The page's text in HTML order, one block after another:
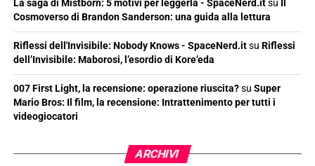
La saga di Mistborn: 5 motivi per leggerla - SpaceNerd.itsu Il
Cosmoverso di Brandon Sanderson: una guida alla lettura
Riflessi dell'Invisibile: Nobody Knows - SpaceNerd.itsu Riflessi
dell’Invisibile: Maborosi, l’esordio di Kore’eda
007 First Light, la recensione: operazione riuscita?su Super
Mario Bros: Il film, la recensione: Intrattenimento per tutti i
videogiocatori
ARCHIVI